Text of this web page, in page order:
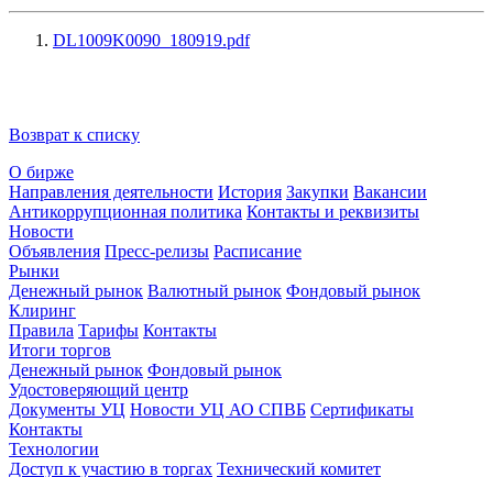
DL1009K0090_180919.pdf
Возврат к списку
О бирже
Направления деятельности История Закупки Вакансии
Антикоррупционная политика Контакты и реквизиты
Новости
Объявления Пресс-релизы Расписание
Рынки
Денежный рынок Валютный рынок Фондовый рынок
Клиринг
Правила Тарифы Контакты
Итоги торгов
Денежный рынок Фондовый рынок
Удостоверяющий центр
Документы УЦ Новости УЦ АО СПВБ Сертификаты
Контакты
Технологии
Доступ к участию в торгах Технический комитет